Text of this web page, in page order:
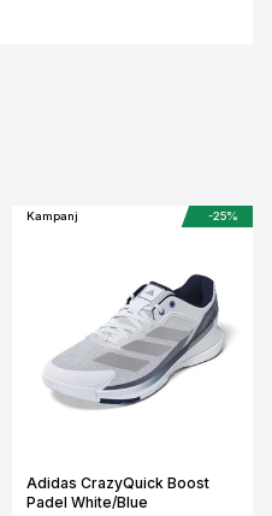
Kampanj -25%
Adidas CrazyQuick Boost
Padel White/Blue